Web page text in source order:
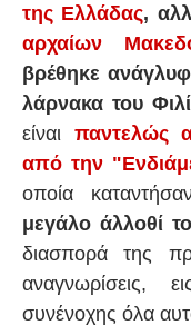
της Ελλάδας,
αρχαίων
βρέθηκε
λάρνακα του
είναι παντελώς
από την
οποία
μεγάλο άλλοθί
διασπορά της
αναγνωρίσεις,
συνένοχης όλα